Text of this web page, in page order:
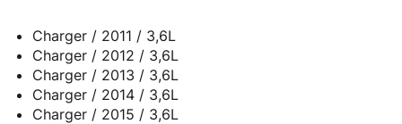
Charger / 2011 / 3,6L
Charger / 2012 / 3,6L
Charger / 2013 / 3,6L
Charger / 2014 / 3,6L
Charger / 2015 / 3,6L